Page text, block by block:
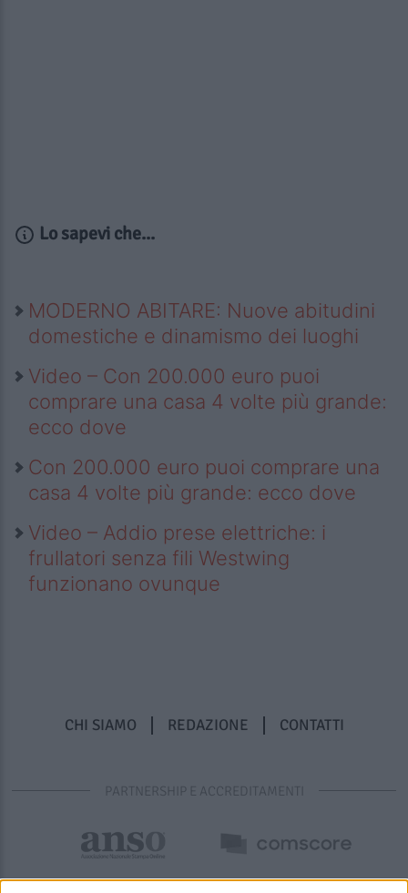
Lo sapevi che...
MODERNO ABITARE: Nuove abitudini
domestiche e dinamismo dei luoghi
Video – Con 200.000 euro puoi
comprare una casa 4 volte più grande:
ecco dove
Con 200.000 euro puoi comprare una
casa 4 volte più grande: ecco dove
Video – Addio prese elettriche: i
frullatori senza fili Westwing
funzionano ovunque
CHI SIAMO REDAZIONE CONTATTI
PARTNERSHIP E ACCREDITAMENTI